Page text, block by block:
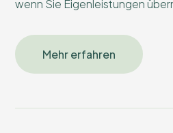
wenn Sie Eigenleistungen
Mehr erfahren